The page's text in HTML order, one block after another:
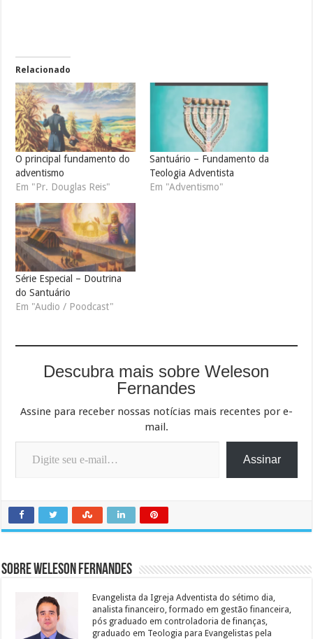
Relacionado
O principal fundamento do
adventismo
Em "Pr. Douglas Reis"
Santuário – Fundamento da
Teologia Adventista
Em "Adventismo"
Série Especial – Doutrina
do Santuário
Em "Audio / Poodcast"
Descubra mais sobre Weleson
Fernandes
Assine para receber nossas notícias mais recentes por e-
mail.
Digite seu e-mail…
Assinar
Sobre Weleson Fernandes
Evangelista da Igreja Adventista do sétimo dia,
analista financeiro, formado em gestão financeira,
pós graduado em controladoria de finanças,
graduado em Teologia para Evangelistas pela